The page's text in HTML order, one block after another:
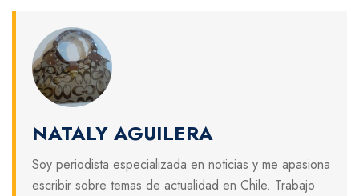
NATALY AGUILERA
Soy periodista especializada en noticias y me apasiona
escribir sobre temas de actualidad en Chile. Trabajo